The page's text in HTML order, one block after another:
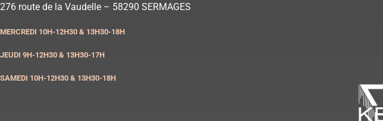
Aller
contenu
276 route de la Vaudelle – 58290 SERMAGES
MERCREDI 10H-12H30 & 13H30-18H
JEUDI 9H-12H30 & 13H30-17H
SAMEDI 10H-12H30 & 13H30-18H